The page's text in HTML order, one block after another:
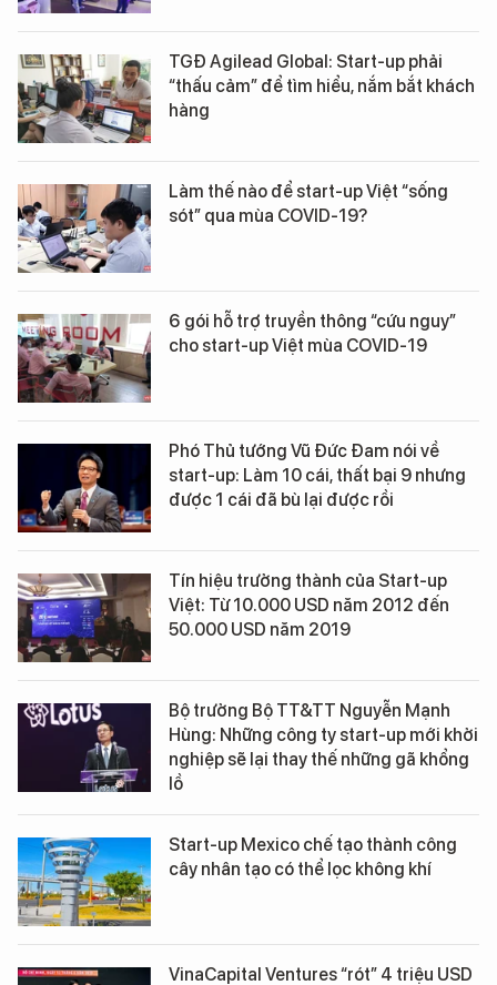
TGĐ Agilead Global: Start-up phải
“thấu cảm” để tìm hiểu, nắm bắt khách
hàng
Làm thế nào để start-up Việt “sống
sót” qua mùa COVID-19?
6 gói hỗ trợ truyền thông “cứu nguy”
cho start-up Việt mùa COVID-19
Phó Thủ tướng Vũ Đức Đam nói về
start-up: Làm 10 cái, thất bại 9 nhưng
được 1 cái đã bù lại được rồi
Tín hiệu trưởng thành của Start-up
Việt: Từ 10.000 USD năm 2012 đến
50.000 USD năm 2019
Bộ trưởng Bộ TT&TT Nguyễn Mạnh
Hùng: Những công ty start-up mới khởi
nghiệp sẽ lại thay thế những gã khổng
lồ
Start-up Mexico chế tạo thành công
cây nhân tạo có thể lọc không khí
VinaCapital Ventures “rót” 4 triệu USD